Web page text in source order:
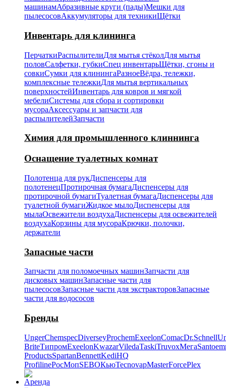
машинамАбразивные круги (пады)Мешки для
пылесосовАккумуляторы для техникиЩётки
Инвентарь для клининга
ПерчаткиРаспылителиДля мытья стёколДля мытья
половСалфетки, губкиСпец инвентарьЩётки, сгоны и
совкиСумки для клинингаРазноеВёдра, тележки,
комплексные тележкиДля мытья вертикальных
поверхностейИнвентарь для ковров и мягкой
мебелиСистемы для сбора и сортировки
мусораАксессуары и запчасти для
распылителейЗапчасти
Химия для промышленного клиннинга
Оснащение туалетных комнат
Полотенца для рукДиспенсеры для
полотенецПротирочная бумагаДиспенсеры для
протирочной бумагиТуалетная бумагаДиспенсеры для
туалетной бумагиЖидкое мылоДиспенсеры для
мылаОсвежители воздухаДиспенсеры для освежителей
воздухаКорзины для мусораКрючки, полочки,
держатели
Запасные части
Запчасти для поломоечных машинЗапчасти для
дисковых машинЗапасные части для
пылесосовЗапасные части для экстракторовЗапасные
части для водососов
Бренды
UngerChemspecDiverseyProchemExeelonComacDr.Schnell
BriteТипромExeelonKwazarViledaTaskiTruvoxМега
ProductsSpartanBennettKediHQ
ProfilineРосМопSEBOКьюTecnovapMasterForcePlex
Аренда